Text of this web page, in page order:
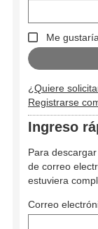
Me
¿Quiere
Registrarse
Ingreso
Para
de correo
estuviera
Correo